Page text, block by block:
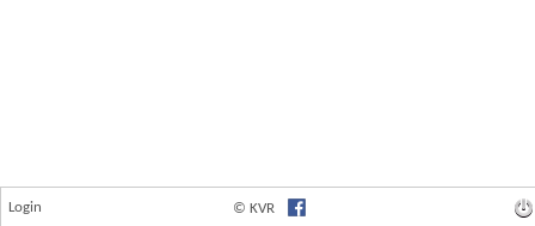
Login © KVR